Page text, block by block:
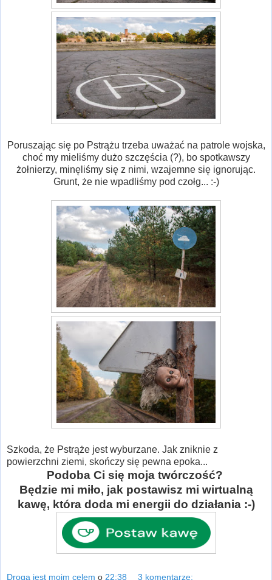
Poruszając się po Pstrążu trzeba uważać na patrole wojska,
choć my mieliśmy dużo szczęścia (?), bo spotkawszy
żołnierzy, minęliśmy się z nimi, wzajemne się ignorując.
Grunt, że nie wpadliśmy pod czołg... :-)
Szkoda, że Pstrąże jest wyburzane. Jak zniknie z
powierzchni ziemi, skończy się pewna epoka...
Podoba Ci się moja twórczość?
Będzie mi miło, jak postawisz mi wirtualną
kawę, która doda mi energii do działania :-)
Droga jest moim celem o 22:38 3 komentarze: